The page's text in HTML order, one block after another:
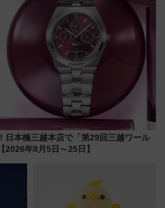
日本橋三越本店で「第29回三越ワール
2026年8月5日～25日】